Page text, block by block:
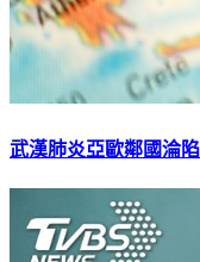
武漢肺炎亞歐鄰國淪